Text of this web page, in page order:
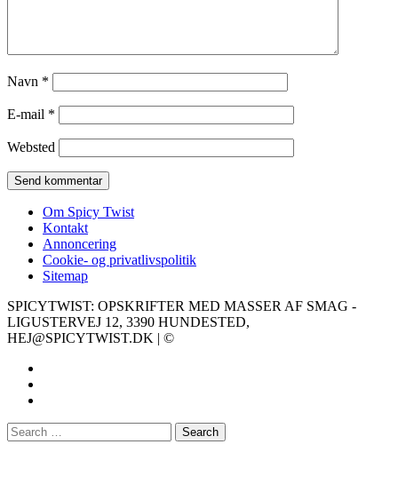
Navn *
E-mail *
Websted
Om Spicy Twist
Kontakt
Annoncering
Cookie- og privatlivspolitik
Sitemap
SPICYTWIST: OPSKRIFTER MED MASSER AF SMAG -
LIGUSTERVEJ 12, 3390 HUNDESTED,
HEJ@SPICYTWIST.DK | ©